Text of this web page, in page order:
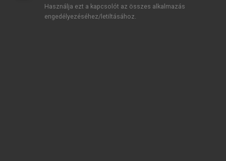
Használja ezt a kapcsolót az összes alkalmazás
engedélyezéséhez/letiltásához.